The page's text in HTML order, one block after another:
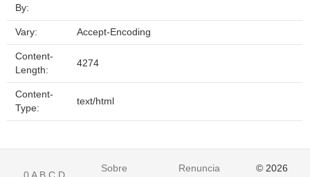
By:
Vary: Accept-Encoding
Content-
Length:
4274
Content-
Type:
text/html
Sobre Renuncia © 2026